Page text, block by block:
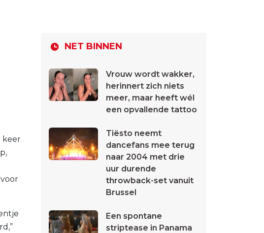
keer
NET BINNEN
Vrouw wordt wakker,
herinnert zich niets
meer, maar heeft wél
een opvallende tattoo
Tiësto neemt
dancefans mee terug
naar 2004 met drie
uur durende
throwback-set vanuit
Brussel
Een spontane
striptease in Panama